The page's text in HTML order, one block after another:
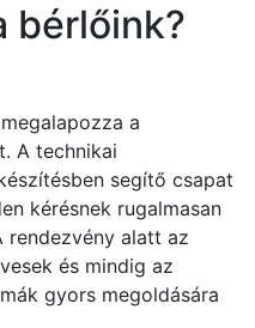
bérlőink?
a
A technikai
segítő csapat
kérésnek rugalmasan
rendezvény alatt az
és mindig az
gyors megoldására